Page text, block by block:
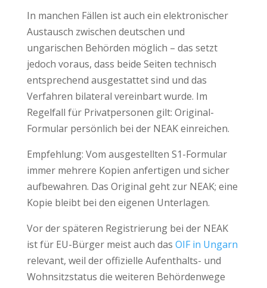
In manchen Fällen ist auch ein elektronischer
Austausch zwischen deutschen und
ungarischen Behörden möglich – das setzt
jedoch voraus, dass beide Seiten technisch
entsprechend ausgestattet sind und das
Verfahren bilateral vereinbart wurde. Im
Regelfall für Privatpersonen gilt: Original-
Formular persönlich bei der NEAK einreichen.
Empfehlung: Vom ausgestellten S1-Formular
immer mehrere Kopien anfertigen und sicher
aufbewahren. Das Original geht zur NEAK; eine
Kopie bleibt bei den eigenen Unterlagen.
Vor der späteren Registrierung bei der NEAK
ist für EU-Bürger meist auch das OIF in Ungarn
relevant, weil der offizielle Aufenthalts- und
Wohnsitzstatus die weiteren Behördenwege